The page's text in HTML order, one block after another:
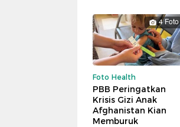
4 Foto
Foto Health
PBB Peringatkan
Krisis Gizi Anak
Afghanistan Kian
Memburuk